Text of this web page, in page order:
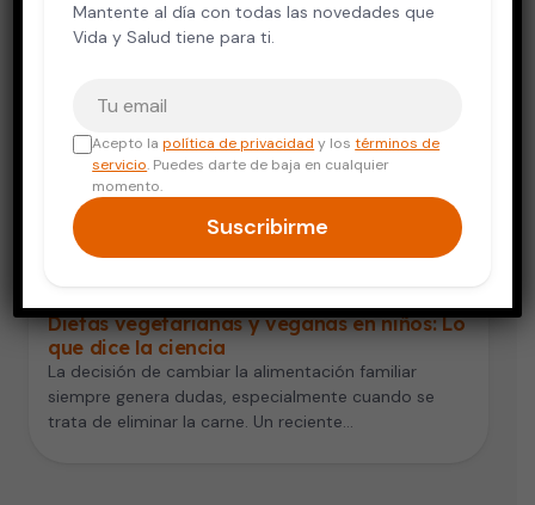
Dietas vegetarianas y veganas en niños: Lo
que dice la ciencia
La decisión de cambiar la alimentación familiar
siempre genera dudas, especialmente cuando se
trata de eliminar la carne. Un reciente…
Mantente al día con todas las novedades que
Vida y Salud tiene para ti.
Acepto lapolítica de privacidad y lostérminos de
servicio. Puedes darte de baja en cualquier
momento.
Suscribirme